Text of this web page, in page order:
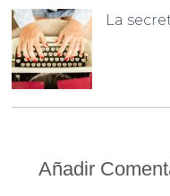
La
Añadir